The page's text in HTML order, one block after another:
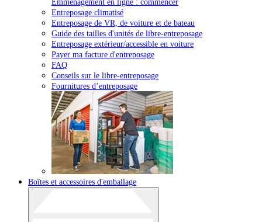
Entreposage climatisé
Entreposage de VR, de voiture et de bateau
Guide des tailles d'unités de libre-entreposage
Entreposage extérieur/accessible en voiture
Payer ma facture d'entreposage
FAQ
Conseils sur le libre-entreposage
Fournitures d’entreposage
Boîtes et accessoires d'emballage